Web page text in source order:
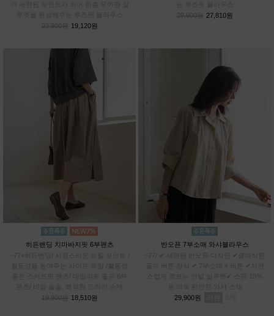
가 세련된 포인트가 되어 한층 우아한 실
루엣을 완성해주는 루즈핏 블라우스
23,900원
19,120원
는 루즈핏 블라우스
29,900원 27,810원
히든밴딩 치마바지핏 6부팬츠
~77+히든밴딩/ 사랑스러운 프릴 포인트 /
활동성을 높여주는 사이드 트임 /활동성
좋은 스커트핏 팬츠/ 데일리로 좋은 6부
팬츠/ 바람 솔솔, 쾌적한 드라이 소재
19,900원
18,510원
반오픈 7부소매 와샤블라우스
~77/ ✔ 세련된 반오픈 디자인 ✔클래식한
골드 버튼 장식 ✔ 7부소매 + 버튼 ✔자연
스럽게 흐르는 언발 실루엣✔ 스판 10%
로 더욱 편안한 와샤 소재
29,900원